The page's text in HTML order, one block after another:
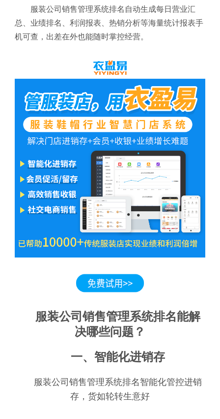
服装公司销售管理系统排名自动生成每日营业汇
总、业绩排名、利润报表、热销分析等海量统计报表手
机可查，出差在外也能随时掌控经营。
服装公司销售管理系统排名能解
决哪些问题？
一、智能化进销存
服装公司销售管理系统排名智能化管控进销
存，货如轮转生意好